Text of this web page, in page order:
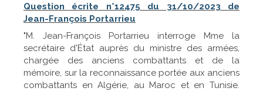
Question écrite n°12475 du 31/10/2023 de
Jean-François Portarrieu
"M. Jean-François Portarrieu interroge Mme la
secrétaire d'État auprès du ministre des armées,
chargée des anciens combattants et de la
mémoire, sur la reconnaissance portée aux anciens
combattants en Algérie, au Maroc et en Tunisie.